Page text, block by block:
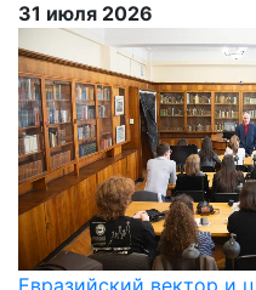
31 июля 2026
Евразийский вектор и